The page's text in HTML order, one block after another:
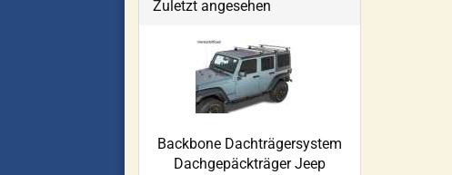
Zuletzt angesehen
Backbone Dachträgersystem
Dachgepäckträger Jeep